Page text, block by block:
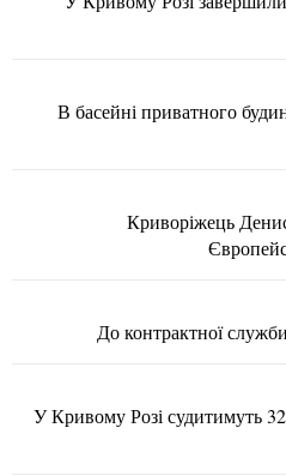
В басейні приватного
Криворіжець
До контрактної
У Кривому Розі судитимуть